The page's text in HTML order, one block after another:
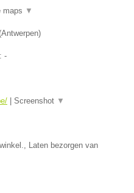
maps ▼
Antwerpen)
-
Screenshot ▼
Laten bezorgen van